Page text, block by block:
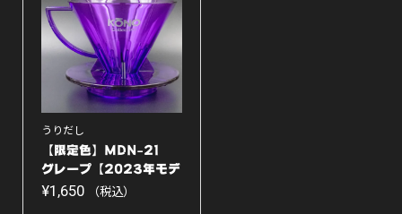
うりだし
【限定色】MDN-21
グレープ【2023年モデ
ル】
¥1,650 （税込）